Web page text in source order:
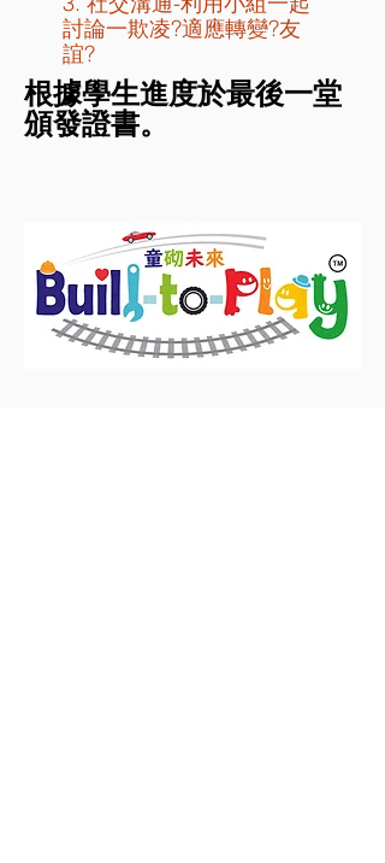
討論一欺凌?適應轉變?友
誼?
根據學生進度於最後一堂
頒發證書。